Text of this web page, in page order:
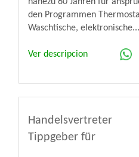
nahezu 60 Jahren für
den Programmen
Waschtische, elektronische...
Ver descripcion
Handelsvertreter
Tippgeber für